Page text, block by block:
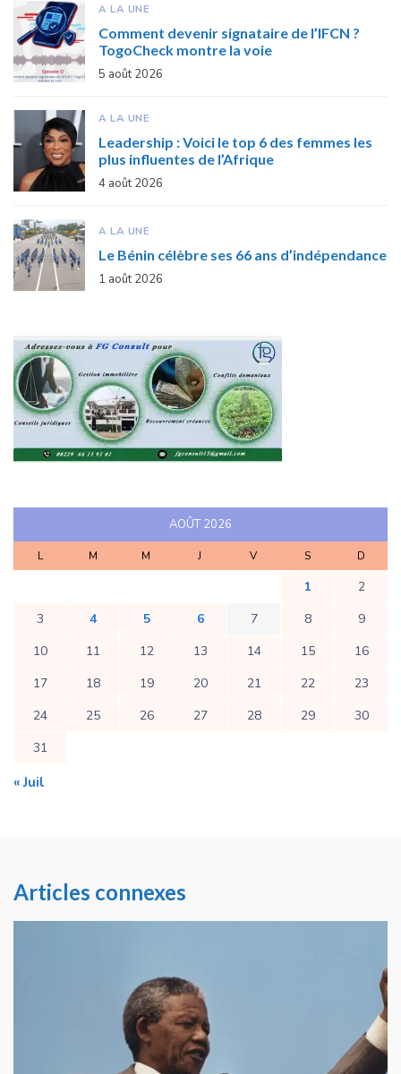
A LA UNE
Comment devenir signataire de l’IFCN ?
TogoCheck montre la voie
5 août 2026
A LA UNE
Leadership : Voici le top 6 des femmes les
plus influentes de l’Afrique
4 août 2026
A LA UNE
Le Bénin célèbre ses 66 ans d’indépendance
1 août 2026
AOÛT 2026
L M M J V S D
1
2
3
4 5 6 7 8
9
10
11 12 13 14 15
16
17
18 19 20 21 22
23
24
25 26 27 28 29
30
31
« Juil
Articles connexes